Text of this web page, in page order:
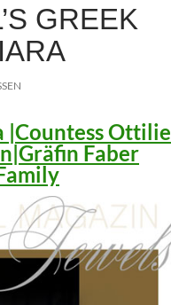
GREEK
|Countess Ottilie
Faber